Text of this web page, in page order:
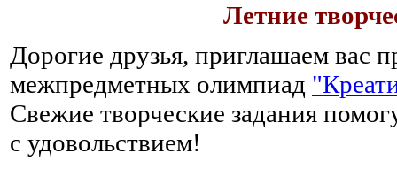
Летние
Дорогие друзья, приглашаем вас
межпредметных олимпиад
Свежие творческие задания
с удовольствием!